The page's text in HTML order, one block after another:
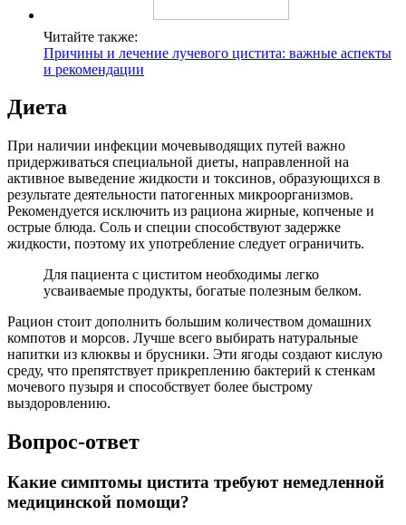
Читайте также:
Причины и лечение лучевого цистита: важные аспекты
и рекомендации
Диета
При наличии инфекции мочевыводящих путей важно
придерживаться специальной диеты, направленной на
активное выведение жидкости и токсинов, образующихся в
результате деятельности патогенных микроорганизмов.
Рекомендуется исключить из рациона жирные, копченые и
острые блюда. Соль и специи способствуют задержке
жидкости, поэтому их употребление следует ограничить.
Для пациента с циститом необходимы легко
усваиваемые продукты, богатые полезным белком.
Рацион стоит дополнить большим количеством домашних
компотов и морсов. Лучше всего выбирать натуральные
напитки из клюквы и брусники. Эти ягоды создают кислую
среду, что препятствует прикреплению бактерий к стенкам
мочевого пузыря и способствует более быстрому
выздоровлению.
Вопрос-ответ
Какие симптомы цистита требуют немедленной
медицинской помощи?